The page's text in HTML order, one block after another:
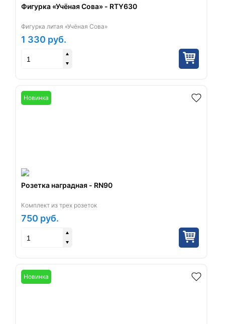
Фигурка «Учёная Сова» - RTY630
Фигурка литая «Учёная Сова»
1 330 руб.
Новинка
Розетка наградная - RN90
Комплект из трех розеток
750 руб.
Новинка